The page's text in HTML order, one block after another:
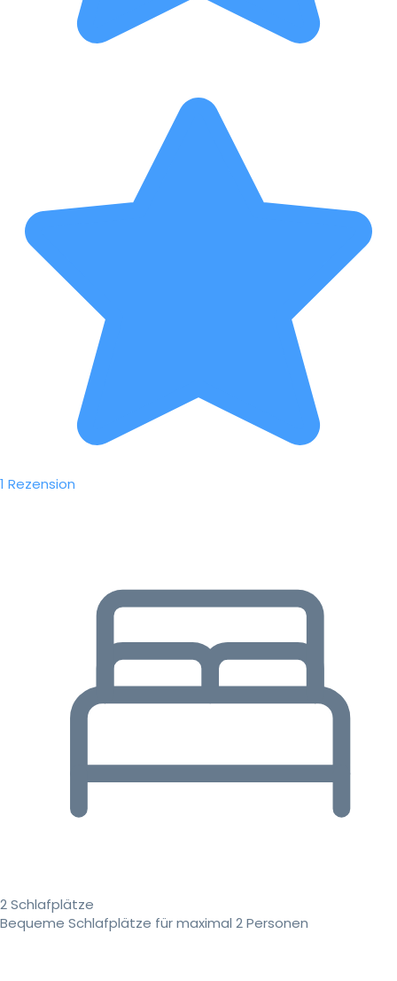
1 Rezension
2 Schlafplätze
Bequeme Schlafplätze für maximal 2 Personen